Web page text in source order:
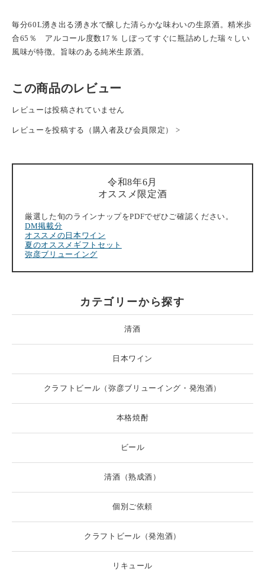
毎分60L湧き出る湧き水で醸した清らかな味わいの生原酒。精米歩
合65％ アルコール度数17％ しぼってすぐに瓶詰めした瑞々しい
風味が特徴。旨味のある純米生原酒。
この商品のレビュー
レビューは投稿されていません
レビューを投稿する（購入者及び会員限定） >
令和8年6月
オススメ限定酒
厳選した旬のラインナップをPDFでぜひご確認ください。
DM掲載分
オススメの日本ワイン
夏のオススメギフトセット
弥彦ブリューイング
カテゴリーから探す
清酒
日本ワイン
クラフトビール（弥彦ブリューイング・発泡酒）
本格焼酎
ビール
清酒（熟成酒）
個別ご依頼
クラフトビール（発泡酒）
リキュール